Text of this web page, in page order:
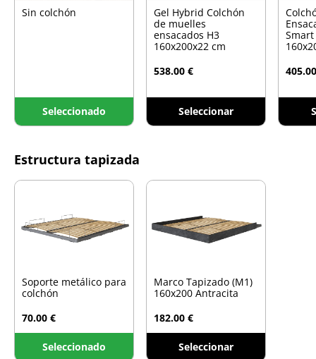
Sin colchón
Seleccionado
Gel Hybrid Colchón
de muelles
ensacados H3
160x200x22 cm
538.00 €
Seleccionar
Estructura tapizada
Soporte metálico para
colchón
70.00 €
Seleccionado
Marco Tapizado (M1)
160x200 Antracita
182.00 €
Seleccionar